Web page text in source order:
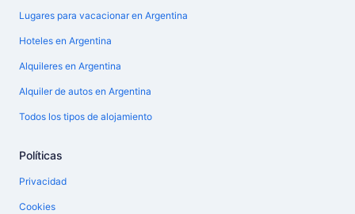
Lugares para vacacionar en Argentina
Hoteles en Argentina
Alquileres en Argentina
Alquiler de autos en Argentina
Todos los tipos de alojamiento
Políticas
Privacidad
Cookies